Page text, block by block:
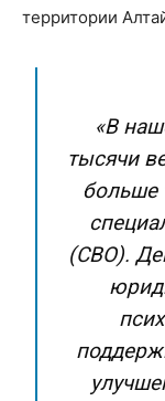
территории
«В
тысячи
больше
(СВО).